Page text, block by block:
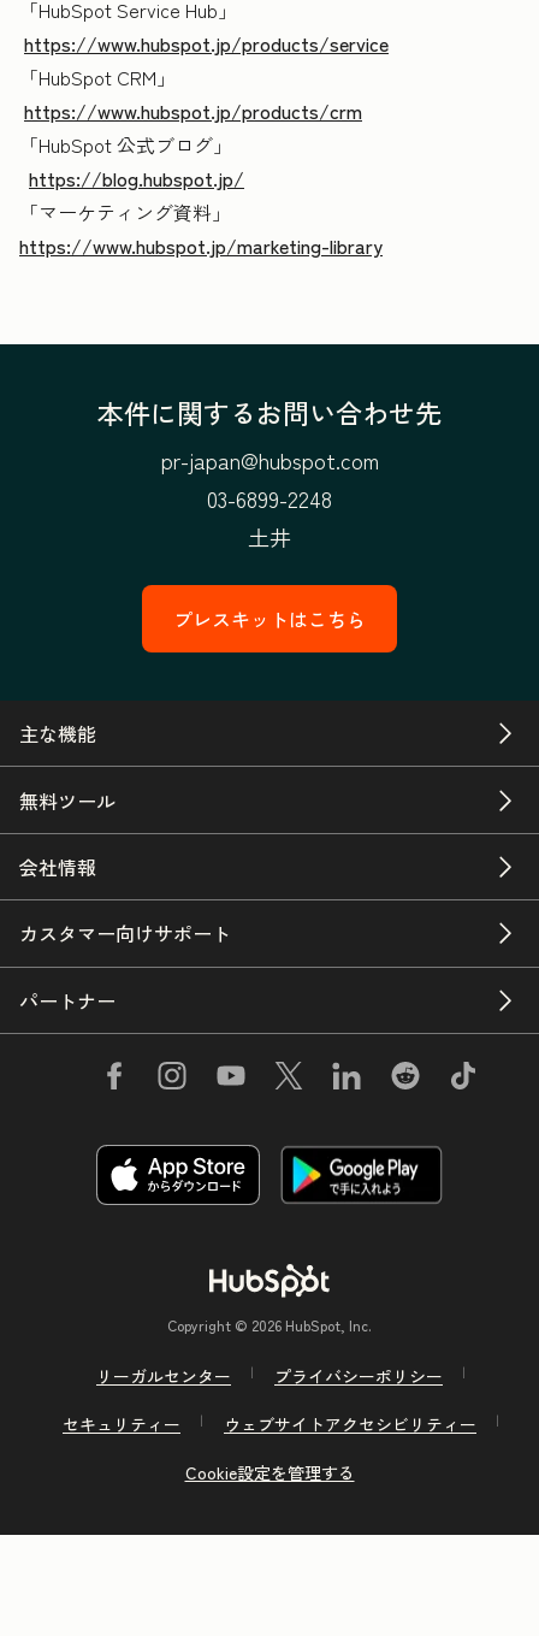
「HubSpot Service Hub 」
https://www.hubspot.jp/products/service
「HubSpot CRM 」
https://www.hubspot.jp/products/crm
「HubSpot 公式ブログ 」
https://blog.hubspot.jp/
「マーケティング資料」
https://www.hubspot.jp/marketing-library
本件に関するお問い合わせ先
pr-japan@hubspot.com
03-6899-2248
土井
プレスキットはこちら
主な機能
無料ツール
会社情報
カスタマー向けサポート
パートナー
Copyright © 2026 HubSpot, Inc.
リーガルセンター
プライバシーポリシー
セキュリティー
ウェブサイトアクセシビリティー
Cookie設定を管理する